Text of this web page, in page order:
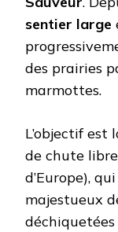
sentier large
des prairies
marmottes.
L’objectif est
de chute
d’Europe),
majestueux